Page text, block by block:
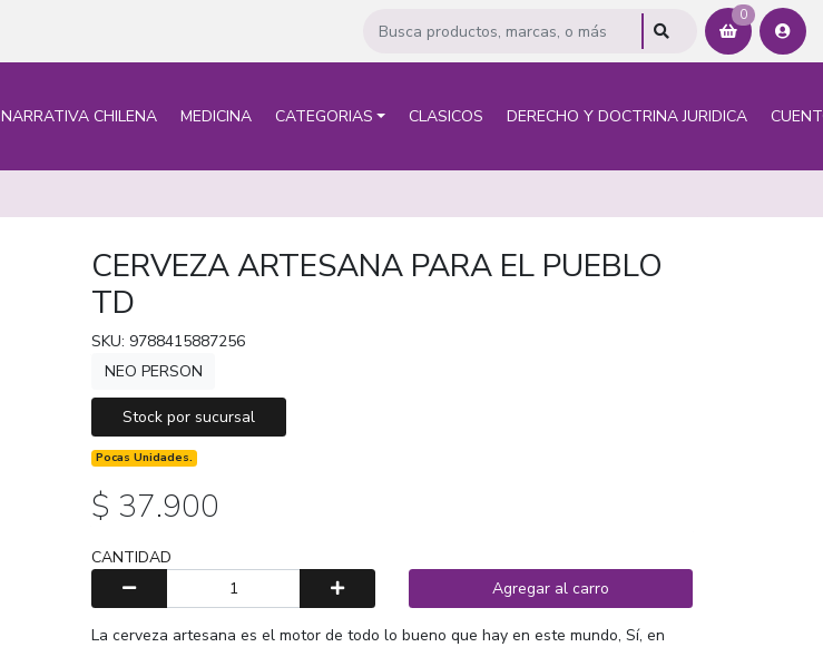
0
NARRATIVA CHILENA MEDICINA CATEGORIAS CLASICOS DERECHO Y DOCTRINA JURIDICA
CERVEZA ARTESANA PARA EL PUEBLO
TD
SKU: 9788415887256
NEO PERSON
Stock por sucursal
Pocas Unidades.
$ 37.900
CANTIDAD
Agregar al carro
La cerveza artesana es el motor de todo lo bueno que hay en este mundo, Sí, en